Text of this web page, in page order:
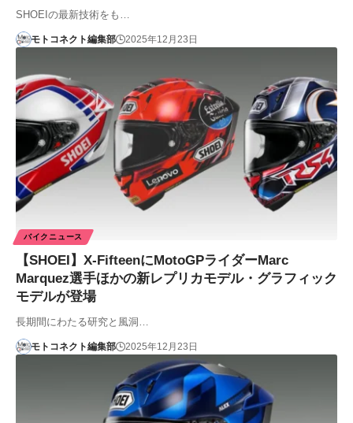
SHOEIの最新技術をも…
モトコネクト編集部 2025年12月23日
バイクニュース
【SHOEI】X-FifteenにMotoGPライダーMarc
Marquez選手ほかの新レプリカモデル・グラフィック
モデルが登場
長期間にわたる研究と風洞…
モトコネクト編集部 2025年12月23日